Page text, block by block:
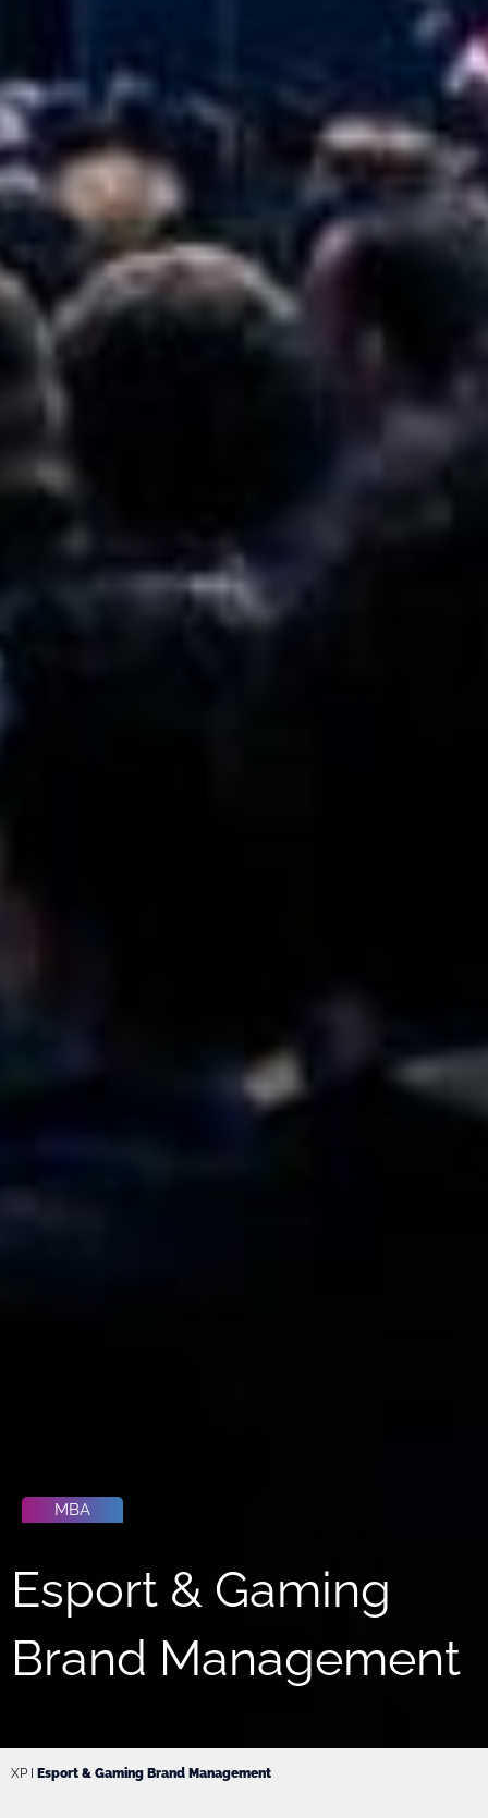
MBA
Esport & Gaming
Brand Management
XP Esport & Gaming Brand Management